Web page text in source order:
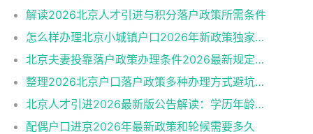
解读2026北京人才引进与积分落户政策所需条件
怎么样办理北京小城镇户口2026年新政策独家解读
北京夫妻投靠落户政策办理条件2026最新规定消息
整理2026北京户口落户政策多种办理方式避坑指南
北京人才引进2026最新版公告解读：学历年龄是门槛
配偶户口进京2026年最新政策和轮候需要多久